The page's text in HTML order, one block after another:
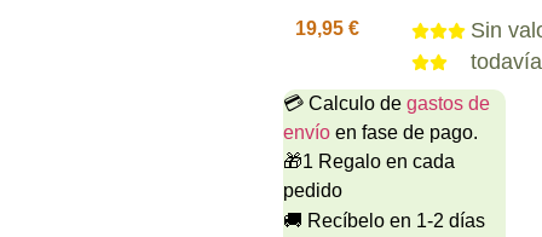
19,95 €
Sin
todavía
💳 Calculo de gastos de
envíoen fase de pago.
🎁1 Regalo en cada
pedido
🚚 Recíbelo en 1-2 días